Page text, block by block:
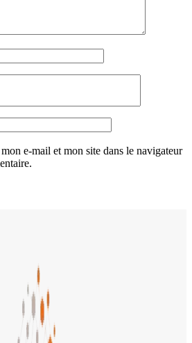
e-mail et mon site dans le navigateur